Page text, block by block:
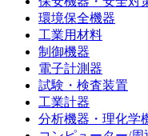
環境保全機器
工業用材料
制御機器
電子計測器
試験・検査装置
工業計器
分析機器・理化学